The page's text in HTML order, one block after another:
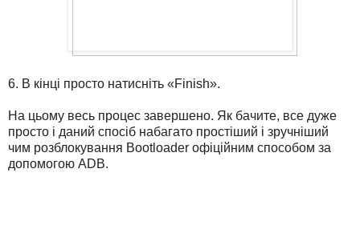
6. В кінці просто натисніть «Finish».
На цьому весь процес завершено. Як бачите, все дуже
просто і даний спосіб набагато простіший і зручніший
чим розблокування Bootloader офіційним способом за
допомогою ADB.